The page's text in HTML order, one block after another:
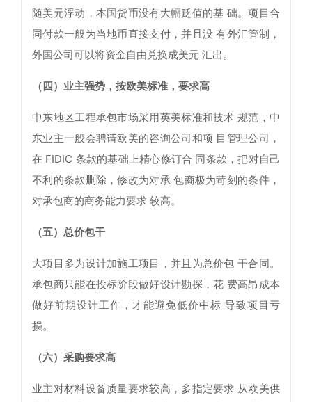
随美元浮动，本国货币没有大幅贬值的基 础。项目合
同付款一般为当地币直接支付，并且没 有外汇管制，
外国公司可以将资金自由兑换成美元 汇出。
（四）业主强势，按欧美标准，要求高
中东地区工程承包市场采用英美标准和技术 规范，中
东业主一般会聘请欧美的咨询公司和项 目管理公司，
在 FIDIC 条款的基础上精心修订合 同条款，把对自己
不利的条款删除，修改为对承 包商极为苛刻的条件，
对承包商的商务能力要求 较高。
（五）总价包干
大项目多为设计加施工项目，并且为总价包 干合同。
承包商只能在投标阶段做好设计勘探，花 费高昂成本
做好前期设计工作，才能避免低价中标 导致项目亏
损。
（六）采购要求高
业主对材料设备质量要求较高，多指定要求 从欧美供